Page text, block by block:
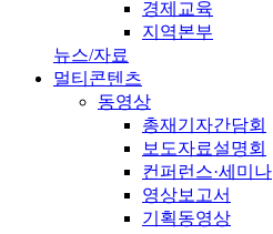
경제교육
지역본부
뉴스/자료
멀티콘텐츠
동영상
총재기자간담회
보도자료설명회
컨퍼런스·세미나
영상보고서
기획동영상